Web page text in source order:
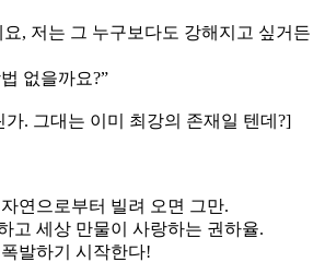
, 저는 그 누구보다도 강해지고 싶거든
없을까요?”
가. 그대는 이미 최강의 존재일 텐데?]
연으로부터 빌려 오면 그만.
고 세상 만물이 사랑하는 권하율.
발하기 시작한다!